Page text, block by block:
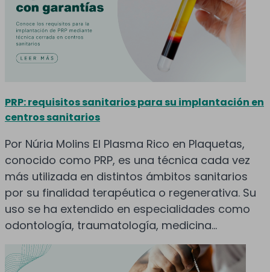
PRP: requisitos sanitarios para su implantación en
centros sanitarios
Por Núria Molins El Plasma Rico en Plaquetas,
conocido como PRP, es una técnica cada vez
más utilizada en distintos ámbitos sanitarios
por su finalidad terapéutica o regenerativa. Su
uso se ha extendido en especialidades como
odontología, traumatología, medicina...